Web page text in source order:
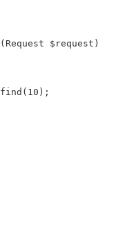
( Request $request )
find ( 10 );